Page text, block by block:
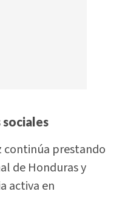
continúa prestando
de Honduras y
activa en